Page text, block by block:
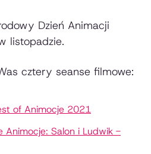
Dzień Animacji
listopadzie.
cztery seanse filmowe:
of Animocje 2021
Animocje: Salon i Ludwik -